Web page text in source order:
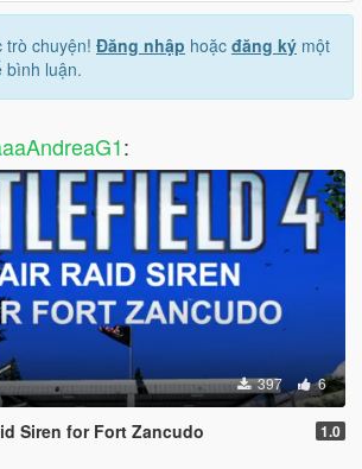
trò chuyện! Đăng nhập hoặc đăng ký một
bình luận.
:
397 6
Siren for Fort Zancudo 1.0